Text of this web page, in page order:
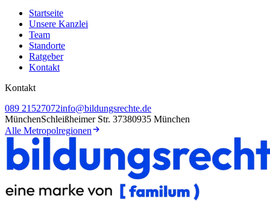
Startseite
Unsere Kanzlei
Team
Standorte
Ratgeber
Kontakt
Kontakt
089 21527072info@bildungsrechte.de
MünchenSchleißheimer Str. 37380935 München
Alle Metropolregionen